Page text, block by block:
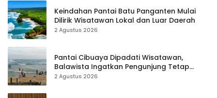
Keindahan Pantai Batu Panganten Mulai
Dilirik Wisatawan Lokal dan Luar Daerah
2 Agustus 2026
Pantai Cibuaya Dipadati Wisatawan,
Balawista Ingatkan Pengunjung Tetap
Waspada
2 Agustus 2026